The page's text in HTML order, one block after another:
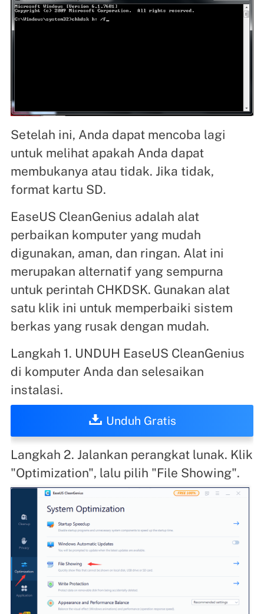
Setelah ini, Anda dapat mencoba lagi
untuk melihat apakah Anda dapat
membukanya atau tidak. Jika tidak,
format kartu SD.
EaseUS CleanGenius adalah alat
perbaikan komputer yang mudah
digunakan, aman, dan ringan. Alat ini
merupakan alternatif yang sempurna
untuk perintah CHKDSK. Gunakan alat
satu klik ini untuk memperbaiki sistem
berkas yang rusak dengan mudah.
Langkah 1. UNDUH EaseUS CleanGenius
di komputer Anda dan selesaikan
instalasi.
Unduh Gratis
Langkah 2. Jalankan perangkat lunak. Klik
"Optimization", lalu pilih "File Showing".